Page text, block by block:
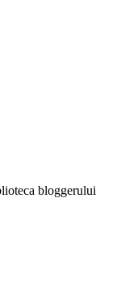
bloggerului